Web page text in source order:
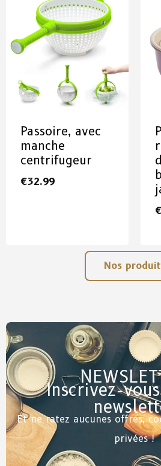
Passoire, avec
manche
centrifugeur
€32.99
€
Nos
Inscrivez-
Et ne ratez aucunes offres,
privées !